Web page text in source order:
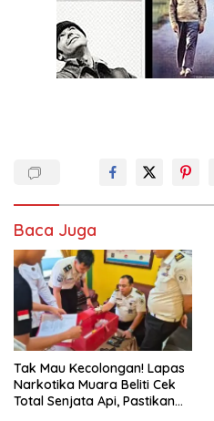
Baca Juga
Tak Mau Kecolongan! Lapas
Narkotika Muara Beliti Cek
Total Senjata Api, Pastikan